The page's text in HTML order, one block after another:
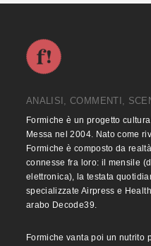
ANALISI, COMMENTI,
Formiche è un progetto
Messa nel 2004. Nato come
Formiche è composto da
connesse fra loro: il mensile
elettronica), la testata
specializzate Airpress e
arabo Decode39.
Formiche vanta poi un nutrito